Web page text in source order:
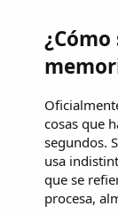
cosas que
segundos.
usa
que se
procesa,